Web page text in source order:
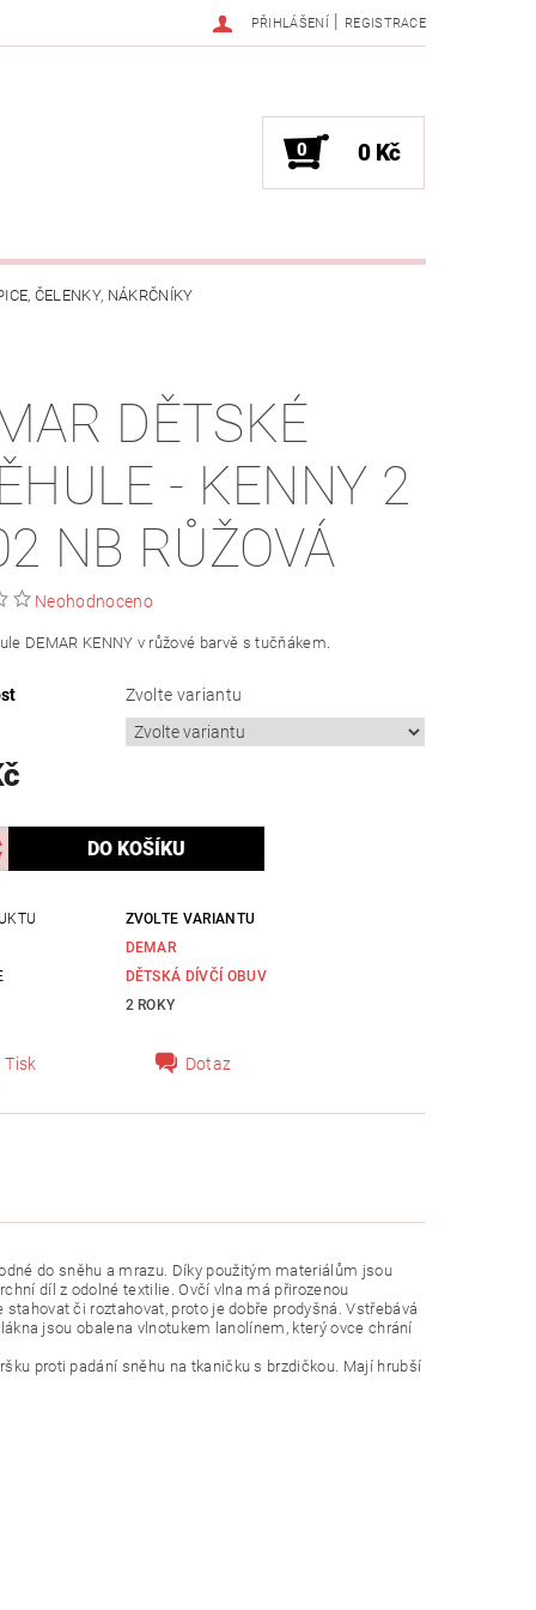
PŘIHLÁŠENÍ | REGISTRACE
0 0 Kč
ČELENKY, NÁKRČNÍKY
DĚTSKÉ
- KENNY 2
NB RŮŽOVÁ
Neohodnoceno
DEMAR KENNY v růžové barvě s tučňákem.
Zvolte variantu
ZVOLTE VARIANTU
DEMAR
DĚTSKÁ DÍVČÍ OBUV
2 ROKY
Tisk Dotaz
do sněhu a mrazu. Díky použitým materiálům jsou
díl z odolné textilie. Ovčí vlna má přirozenou
či roztahovat, proto je dobře prodyšná. Vstřebává
jsou obalena vlnotukem lanolínem, který ovce chrání
proti padání sněhu na tkaničku s brzdičkou. Mají hrubší